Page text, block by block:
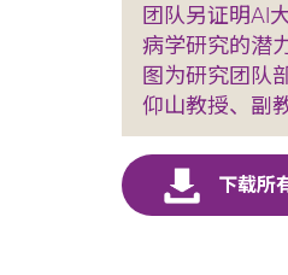
团队另证明AI
病学研究的潜力
图为研究团队
仰山教授、副